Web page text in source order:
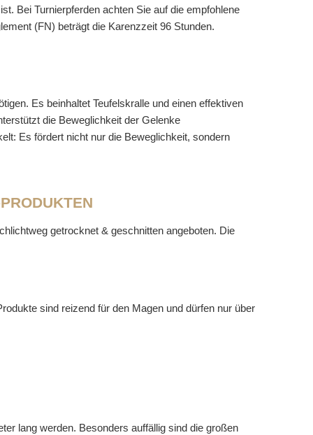
Bei Turnierpferden achten Sie auf die empfohlene
(FN) beträgt die Karenzzeit 96 Stunden.
Es beinhaltet Teufelskralle und einen effektiven
die Beweglichkeit der Gelenke
Es fördert nicht nur die Beweglichkeit, sondern
getrocknet & geschnitten angeboten. Die
sind reizend für den Magen und dürfen nur über
lang werden. Besonders auffällig sind die großen